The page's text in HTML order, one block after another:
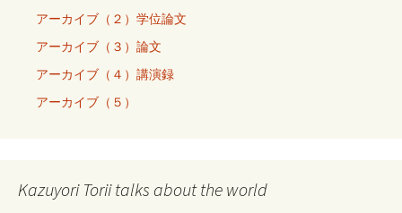
アーカイブ（２）学位論文
アーカイブ（３）論文
アーカイブ（４）講演録
アーカイブ（５）
Kazuyori Torii talks about the world